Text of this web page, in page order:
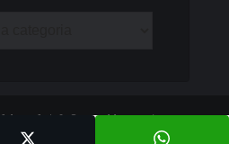
Questo blog non è una testata
periodica. -
Privacy Policy